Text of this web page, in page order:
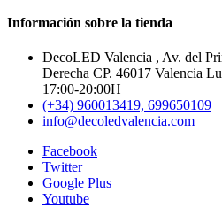
Información sobre la tienda
DecoLED Valencia , Av. del
Derecha CP. 46017 Valencia
17:00-20:00H
(+34) 960013419, 699650109
info@decoledvalencia.com
Facebook
Twitter
Google Plus
Youtube